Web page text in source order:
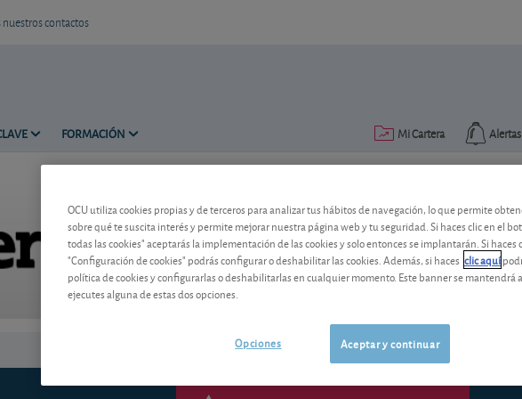
nuestros contactos
FORMACIÓN Alertas
Mi Cartera
Tiempo de lectura: 2 min.
Cuenta 360º de Cajamar:
La Cuenta 360º de Cajamar remunera
montante y a cambio de mayor
OCU utiliza cookies propias y de terceros para analizar tus hábitos de navegación, lo que permite
sobre qué te suscita interés y permite mejorar nuestra página web y tu seguridad. Si haces clic en el
todas las cookies" aceptarás la implementación de las cookies y solo entonces se implantarán. Si haces
"Configuración de cookies" podrás configurar o deshabilitar las cookies. Además, si haces clic aquí
política de cookies y configurarlas o deshabilitarlas en cualquier momento. Este banner se mantendrá
ejecutes alguna de estas dos opciones.
Aceptar y continuar
Opciones